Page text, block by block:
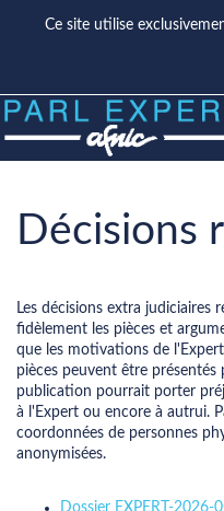
Ce site utilise
Décisions
Les décisions extra judiciaires
fidèlement les pièces et
que les motivations de
pièces peuvent être
publication pourrait porter
à l'Expert ou encore à autrui.
coordonnées de personnes
anonymisées.
Dossier EXPERT-